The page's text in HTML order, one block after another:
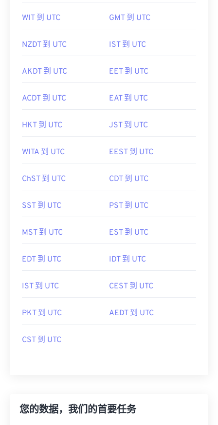
WIT 到 UTC GMT 到 UTC
NZDT 到 UTC IST 到 UTC
AKDT 到 UTC EET 到 UTC
ACDT 到 UTC EAT 到 UTC
HKT 到 UTC JST 到 UTC
WITA 到 UTC EEST 到 UTC
ChST 到 UTC CDT 到 UTC
SST 到 UTC PST 到 UTC
MST 到 UTC EST 到 UTC
EDT 到 UTC IDT 到 UTC
IST 到 UTC CEST 到 UTC
PKT 到 UTC AEDT 到 UTC
CST 到 UTC
您的数据，我们的首要任务